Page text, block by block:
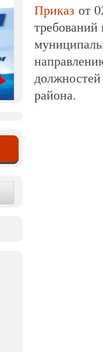
Приказ от
района.